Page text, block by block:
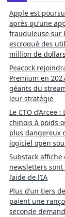
Apple est
après qu’une
frauduleuse sur
escroqué des
million de
Peacock
Premium en
géants du
leur stratégie
Le CTO d’Arcee
chinois à poids
plus dangereux
logiciel open
Substack
newsletters sont
l’aide de l’IA
Plus d’un tiers
paient une
seconde